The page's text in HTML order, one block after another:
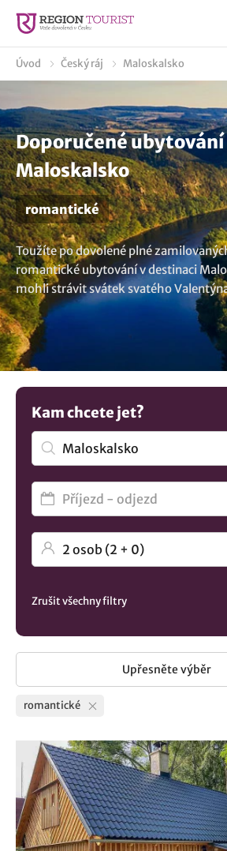
Úvod Český ráj Maloskalsko
Doporučené ubytování
Maloskalsko
romantické
Toužíte po dovolené plné
romantické ubytování v destinaci
mohli strávit svátek svatého
výročí? Připravili jsme pro vás výběr
která vám poskytnou ideální kulisu
okamžiky. Zdá se vám výběr příliš
ubytování v lokalitě Maloskalsko
Kam chcete jet?
Zrušit všechny filtry
Upřesněte výběr
romantické